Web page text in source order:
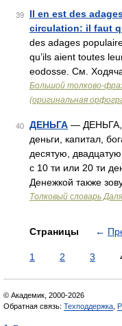
39
Il en est des
circulation: il faut
des adages
qu’ils aient toutes
eodosse. См.
Большой толково-
(оригинальная
40 ДЕНЬГА — ДЕНЬГА,
деньги, капитал,
десятую, двадцатую
с 10 ти или 20 ти
Денежкой также
Толковый словарь Даля
Страницы ←
1 2 3
© Академик, 2000-2026
Обратная связь: Техподдержка